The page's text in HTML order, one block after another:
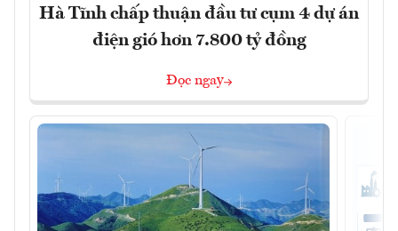
Hà Tĩnh chấp thuận đầu tư cụm 4 dự án
điện gió hơn 7.800 tỷ đồng
Đọc ngay